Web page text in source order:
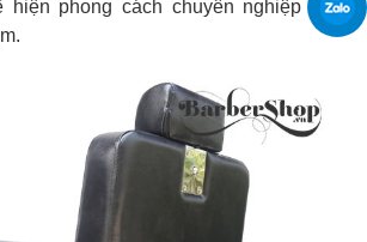
hiện phong cách chuyên nghiệp và